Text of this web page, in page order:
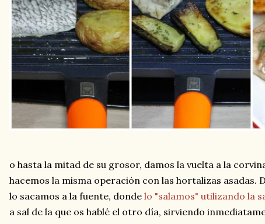
o hasta la mitad de su grosor, damos la vuelta a la
hacemos la misma operación con las hortalizas asadas.
lo sacamos a la fuente, donde lo "salamos" utilizando la
a sal de la que os hablé el otro día, sirviendo